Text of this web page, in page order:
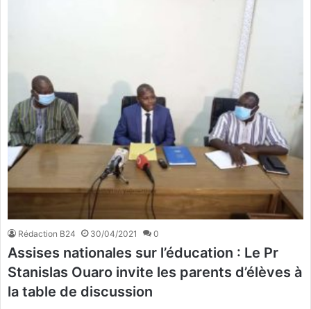
Rédaction B24 30/04/2021 0
Assises nationales sur l’éducation : Le Pr
Stanislas Ouaro invite les parents d’élèves à
la table de discussion